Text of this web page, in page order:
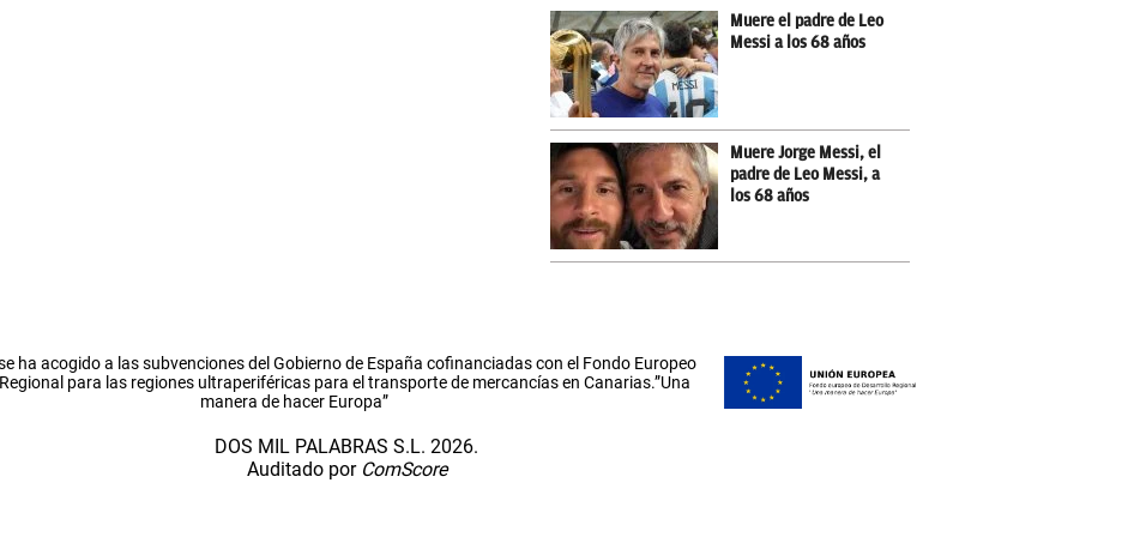
Muere el padre de Leo
Messi a los 68 años
Muere Jorge Messi, el
padre de Leo Messi, a
los 68 años
ha acogido a las subvenciones del Gobierno de España cofinanciadas con el Fondo Europeo
para las regiones ultraperiféricas para el transporte de mercancías en Canarias.”Una
manera de hacer Europa”
DOS MIL PALABRAS S.L. 2026.
Auditado por ComScore